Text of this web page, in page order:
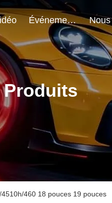
Événements
Produits
460 18 pouces 19 pouces